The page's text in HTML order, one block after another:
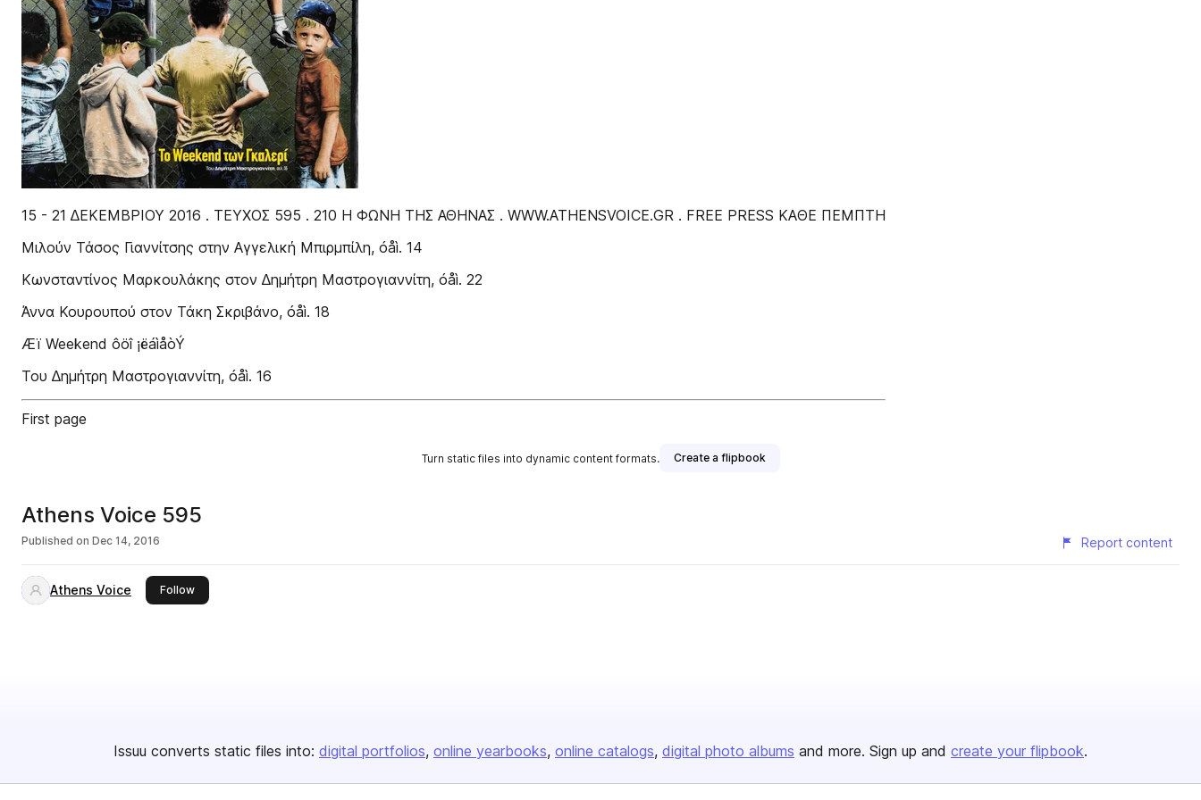
15 - 21 ∆ΕΚΕΜΒΡΙΟΥ 2016 . ΤΕΥΧΟΣ 595 . 210 Η ΦΩΝΗ ΤΗΣ ΑΘΗΝΑΣ . WWW.ATHENSVOICE.GR . FREE PRESS KAΘΕ ΠΕΜΠΤΗ
Μιλούν Τάσος Γιαννίτσης στην Αγγελική Μπιρµπίλη, óåì. 14
Κωνσταντίνος Μαρκουλάκης στον ∆ηµήτρη Μαστρογιαννίτη, óåì. 22
Άννα Κουρουπού στον Τάκη Σκριβάνο, óåì. 18
Æï Weekend ôöî ¡ëáìåòÝ
Του ∆ηµήτρη Μαστρογιαννίτη, óåì. 16
First page
Turn static files into dynamic content formats. Create a flipbook
Athens Voice 595
Published on Dec 14, 2016 Report content
Athens Voice Followthis publisher
Issuu converts static files into: digital portfolios online yearbooks online catalogs digital photo albums and more. Sign up and create your flipbook.